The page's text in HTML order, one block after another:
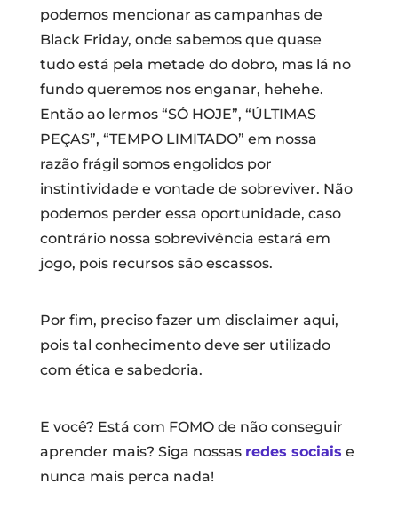
podemos mencionar as campanhas de
Black Friday, onde sabemos que quase
tudo está pela metade do dobro, mas lá no
fundo queremos nos enganar, hehehe.
Então ao lermos “SÓ HOJE”, “ÚLTIMAS
PEÇAS”, “TEMPO LIMITADO” em nossa
razão frágil somos engolidos por
instintividade e vontade de sobreviver. Não
podemos perder essa oportunidade, caso
contrário nossa sobrevivência estará em
jogo, pois recursos são escassos.
Por fim, preciso fazer um disclaimer aqui,
pois tal conhecimento deve ser utilizado
com ética e sabedoria.
E você? Está com FOMO de não conseguir
aprender mais? Siga nossas redes sociais e
nunca mais perca nada!